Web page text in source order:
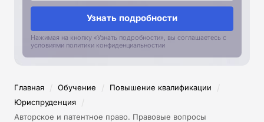
Узнать подробности
Нажимая на кнопку «Узнать подробности», вы соглашаетесь с
условиями политики конфиденциальностии
Главная / Обучение / Повышение квалификации /
Юриспруденция /
Авторское и патентное право. Правовые вопросы